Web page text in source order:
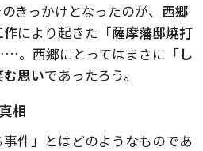
きっかけとなったのが、 西郷
作により起きた「薩摩藩邸焼打
。西郷にとってはまさに「し
む思いであったろう。
相
件」とはどのようなものであ